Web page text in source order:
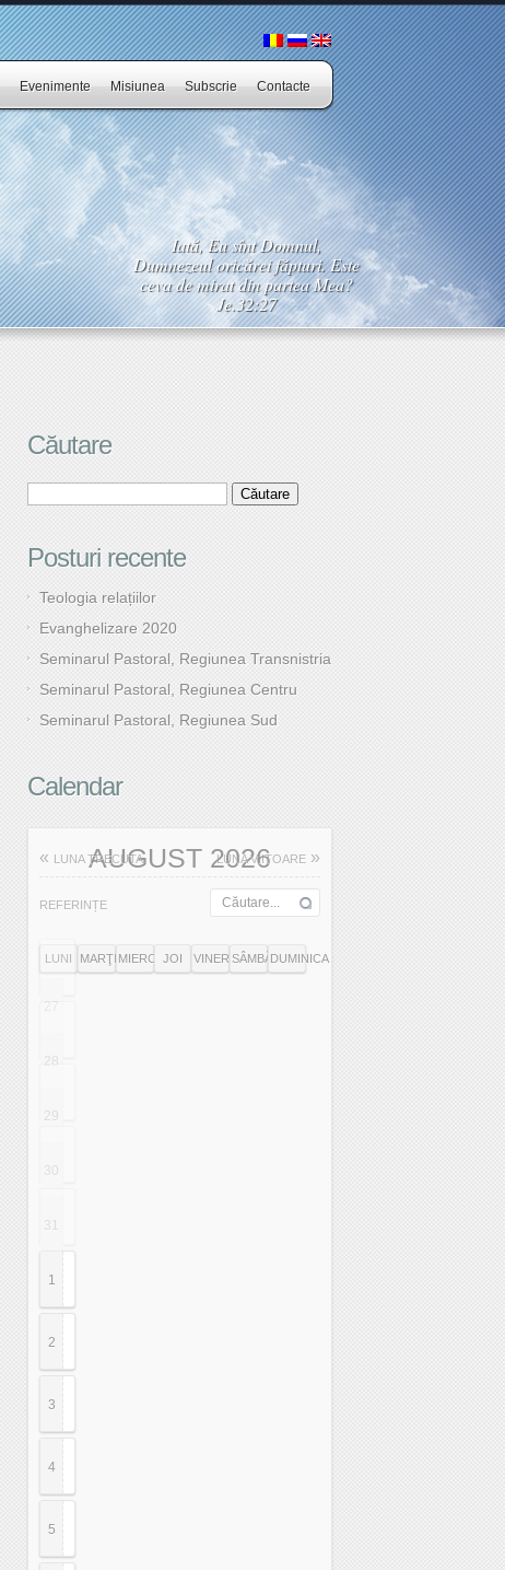
Evenimente Misiunea Subscrie Contacte
Iată, Eu sînt Domnul,
Dumnezeul oricărei făpturi. Este
ceva de mirat din partea Mea?
Je.32:27
Căutare
Posturi recente
Teologia relațiilor
Evanghelizare 2020
Seminarul Pastoral, Regiunea Transnistria
Seminarul Pastoral, Regiunea Centru
Seminarul Pastoral, Regiunea Sud
Calendar
« LUNA TRECUTA
AUGUST 2026
LUNA VIITOARE »
REFERINȚE
LUNI MARŢI MIERCURI
JOI VINERISÂMBĂTĂDUMINICA
27
28
29
30
31
1
2
3
4
5